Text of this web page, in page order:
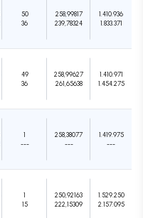
50
36
258,99817
239,78324
1.410.936
1.833.371
49
36
258,99627
261,65638
1.410.971
1.454.275
1
---
258,38077
---
1.419.975
---
1
15
250,92163
222,15309
1.529.250
2.157.095